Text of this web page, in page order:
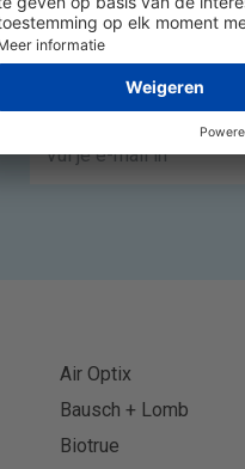
Air Optix
Bausch + Lomb
Biotrue